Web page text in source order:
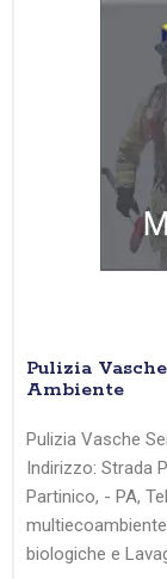
Pulizia
Ambiente
Pulizia Vasche
Indirizzo: Strada
Partinico, - PA,
biologiche e